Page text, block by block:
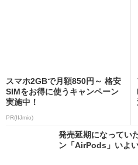
スマホ2GBで月額850円～ 格安
SIMをお得に使うキャンペーン
実施中！
PR(IIJmio)
発売延期になってい
ン「AirPods」いよ